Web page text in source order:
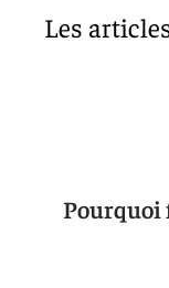
Les
Pourquoi